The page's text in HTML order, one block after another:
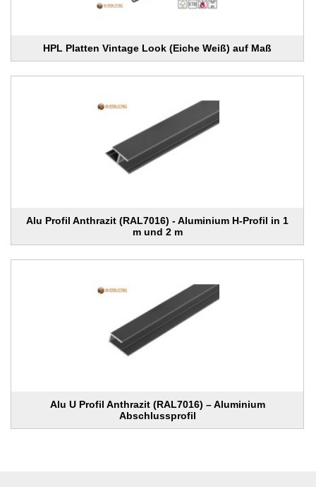
HPL Platten Vintage Look (Eiche Weiß) auf Maß
Alu Profil Anthrazit (RAL7016) - Aluminium H-Profil in 1
m und 2 m
Alu U Profil Anthrazit (RAL7016) – Aluminium
Abschlussprofil